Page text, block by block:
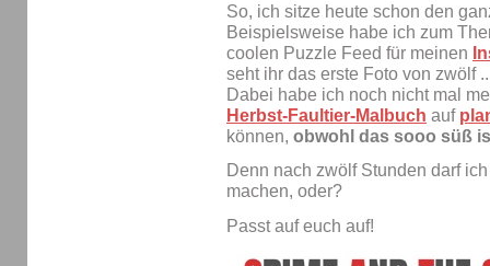
So, ich sitze heute schon den
Beispielsweise habe ich zum
coolen Puzzle Feed für meinen
seht ihr das erste Foto von zwölf
Dabei habe ich noch nicht mal
Herbst-Faultier-Malbuch auf
können, obwohl das sooo süß
Denn nach zwölf Stunden darf
machen, oder?
Passt auf euch auf!